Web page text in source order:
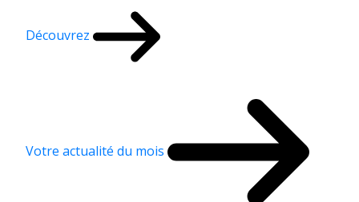
Découvrez
Votre actualité du mois